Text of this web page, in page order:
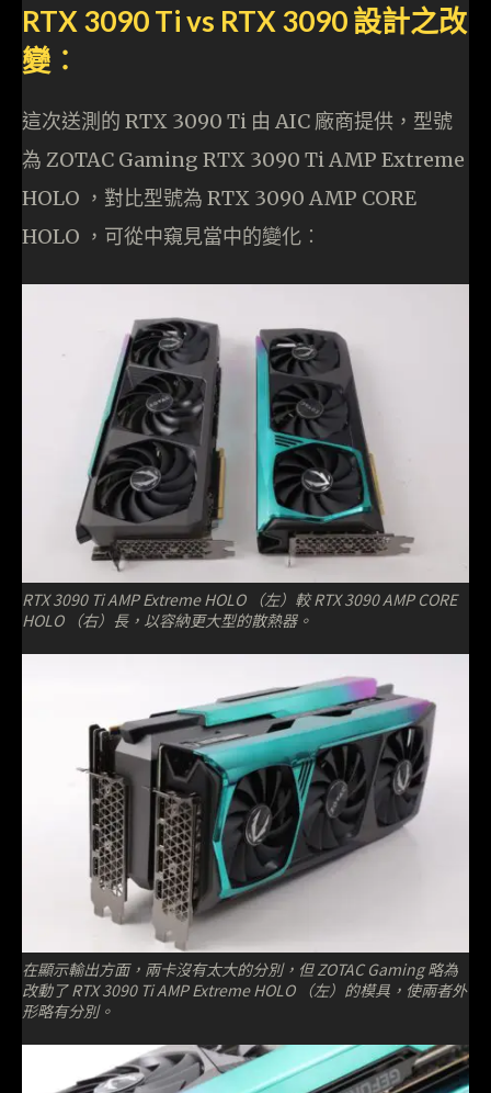
RTX 3090 Ti vs RTX 3090 設計之改
變︰
這次送測的 RTX 3090 Ti 由 AIC 廠商提供，型號
為 ZOTAC Gaming RTX 3090 Ti AMP Extreme
HOLO ，對比型號為 RTX 3090 AMP CORE
HOLO ，可從中窺見當中的變化︰
RTX 3090 Ti AMP Extreme HOLO （左）較 RTX 3090 AMP CORE
HOLO （右）長，以容納更大型的散熱器。
在顯示輸出方面，兩卡沒有太大的分別，但 ZOTAC Gaming 略為
改動了 RTX 3090 Ti AMP Extreme HOLO （左）的模具，使兩者外
形略有分別。